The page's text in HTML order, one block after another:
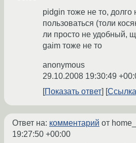
pidgin тоже не то, долго
пользоваться (толи
ли просто не удобный,
gaim тоже не то
anonymous
29.10.2008 19:30:49
Показать ответ
Ссылка
Ответ на: комментарий от
19:27:50 +00:00